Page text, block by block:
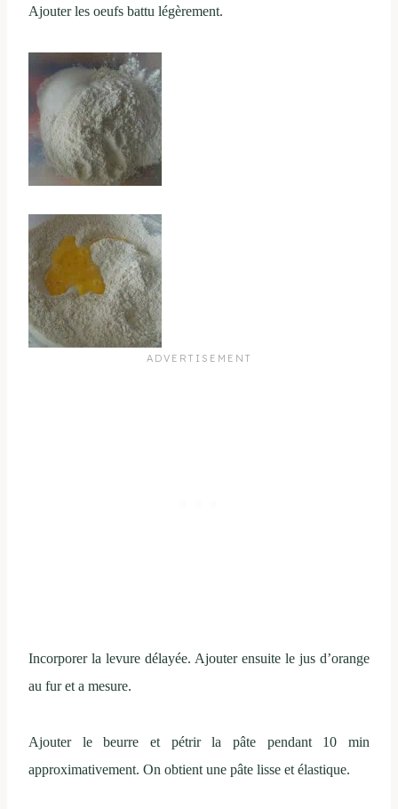
Ajouter les oeufs battu légèrement.
Incorporer la levure délayée. Ajouter ensuite le jus d’orange
au fur et a mesure.
Ajouter le beurre et pétrir la pâte pendant 10 min
approximativement. On obtient une pâte lisse et élastique.